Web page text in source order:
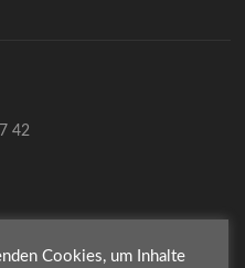
42
Cookies, um Inhalte